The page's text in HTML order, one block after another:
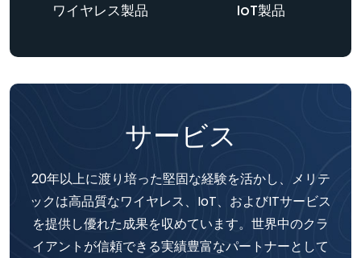
ワイヤレス製品 IoT製品
サービス
20年以上に渡り培った堅固な経験を活かし、メリテ
ックは高品質なワイヤレス、IoT、およびITサービス
を提供し優れた成果を収めています。世界中のクラ
イアントが信頼できる実績豊富なパートナーとして